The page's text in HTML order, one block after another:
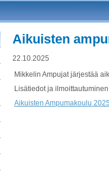
Aikuisten
22.10.2025
Mikkelin Ampujat järjestää
Lisätiedot ja
Aikuisten Ampumakoulu 2025